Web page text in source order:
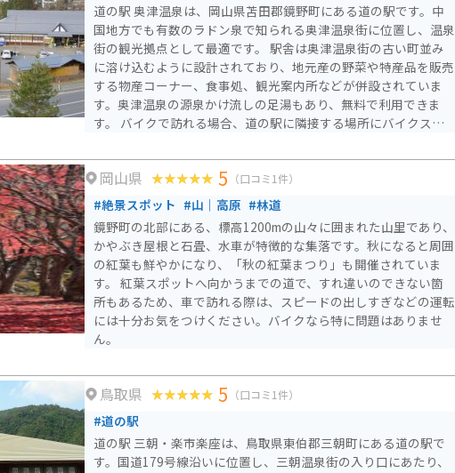
道の駅 奥津温泉は、岡山県苫田郡鏡野町にある道の駅です。中
国地方でも有数のラドン泉で知られる奥津温泉街に位置し、温泉
街の観光拠点として最適です。 駅舎は奥津温泉街の古い町並み
に溶け込むように設計されており、地元産の野菜や特産品を販売
する物産コーナー、食事処、観光案内所などが併設されていま
す。奥津温泉の源泉かけ流しの足湯もあり、無料で利用できま
す。 バイクで訪れる場合、道の駅に隣接する場所にバイクスタ
泉街は石畳の道が多く、バイクの乗り入れに注意が必要です。
奥津温泉は、美作三湯の一つに数えられる名湯です。湯冷めしに
くいのが特徴で、飲泉もできます。周辺には温泉宿が軒を連ねて
おり、日帰り入浴可能な施設も多いです。温泉街には、国の重要
伝統的建造物群保存地区に選定されているエリアもあり、散策も
楽しめます。名産品としては、作州絣や木杓子などが知られてい
ます。
岡山県 5 （口コミ1件）
#絶景スポット #山｜高原 #林道
鏡野町の北部にある、標高1200mの山々に囲まれた山里であり、
かやぶき屋根と石畳、水車が特徴的な集落です。秋になると周囲
の紅葉も鮮やかになり、「秋の紅葉まつり」も開催されていま
す。 紅葉スポットへ向かうまでの道で、すれ違いのできない箇
所もあるため、車で訪れる際は、スピードの出しすぎなどの運転
には十分お気をつけください。バイクなら特に問題はありませ
ん。
鳥取県 5 （口コミ1件）
#道の駅
道の駅 三朝・楽市楽座は、鳥取県東伯郡三朝町にある道の駅で
す。国道179号線沿いに位置し、三朝温泉街の入り口にあたり、